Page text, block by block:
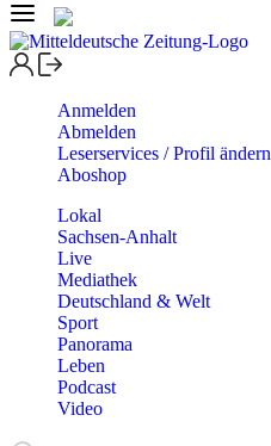
Anmelden
Abmelden
Leserservices / Profil ändern
Aboshop
Lokal
Sachsen-Anhalt
Live
Mediathek
Deutschland & Welt
Sport
Panorama
Leben
Podcast
Video